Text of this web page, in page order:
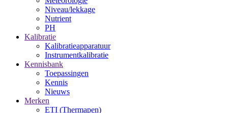
Niveau/lekkage
Nutrient
PH
Kalibratie
Kalibratieapparatuur
Instrumentkalibratie
Kennisbank
Toepassingen
Kennis
Nieuws
Merken
ETI (Thermapen)